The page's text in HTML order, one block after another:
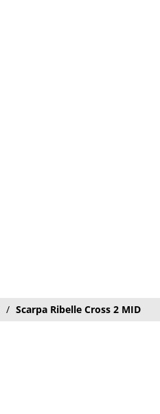
Scarpa Ribelle Cross 2 MID